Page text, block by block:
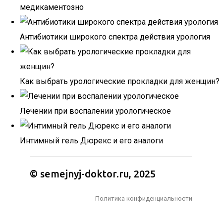
медикаментозно
Антибиотики широкого спектра действия урология
Как выбрать урологические прокладки для женщин?
Лечении при воспалении урологическое
Интимный гель Дюрекс и его аналоги
© semejnyj-doktor.ru, 2025
Политика конфиденциальности